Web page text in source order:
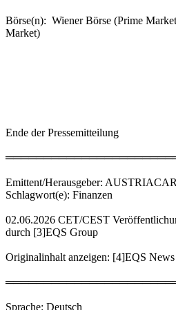
Börse(n): Wiener Börse (Prime
Market)
Ende der Pressemitteilung
Emittent/Herausgeber:
Schlagwort(e): Finanzen
02.06.2026 CET/CEST
durch [3]EQS Group
Originalinhalt anzeigen: [4]EQS News
Sprache: Deutsch